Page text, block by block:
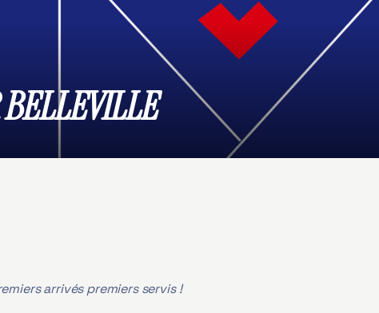
arrivés premiers servis !